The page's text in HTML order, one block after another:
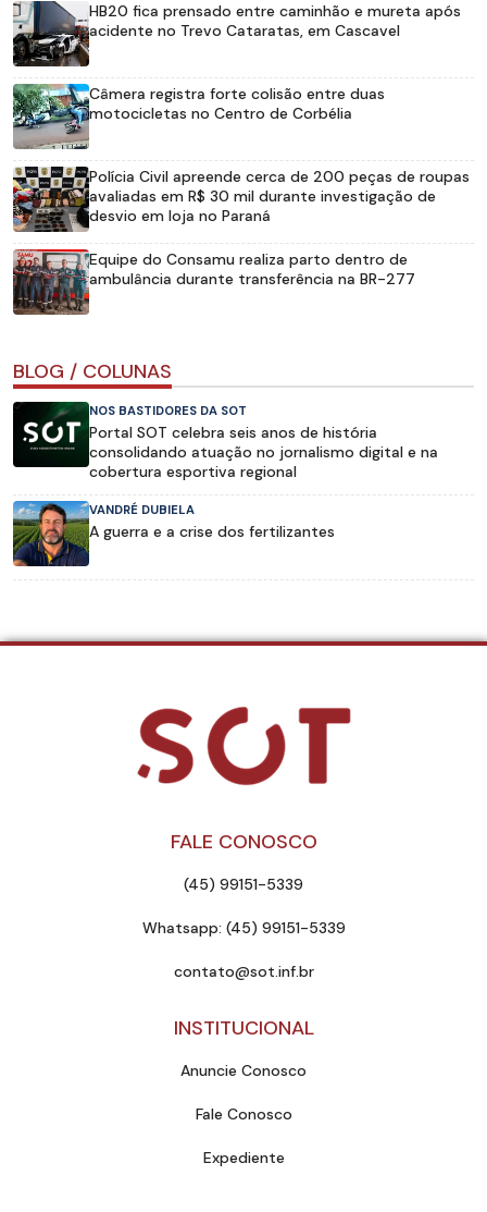
HB20 fica prensado entre caminhão e mureta após
acidente no Trevo Cataratas, em Cascavel
Câmera registra forte colisão entre duas
motocicletas no Centro de Corbélia
Polícia Civil apreende cerca de 200 peças de roupas
avaliadas em R$ 30 mil durante investigação de
desvio em loja no Paraná
Equipe do Consamu realiza parto dentro de
ambulância durante transferência na BR-277
BLOG / COLUNAS
NOS BASTIDORES DA SOT
Portal SOT celebra seis anos de história
consolidando atuação no jornalismo digital e na
cobertura esportiva regional
VANDRÉ DUBIELA
A guerra e a crise dos fertilizantes
FALE CONOSCO
(45) 99151-5339
Whatsapp: (45) 99151-5339
contato@sot.inf.br
INSTITUCIONAL
Anuncie Conosco
Fale Conosco
Expediente